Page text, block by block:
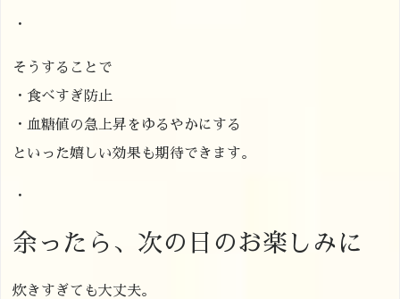
・
そうすることで
・食べすぎ防止
・血糖値の急上昇をゆるやかにする
といった嬉しい効果も期待できます。
・
余ったら、次の日のお楽しみに
炊きすぎても大丈夫。